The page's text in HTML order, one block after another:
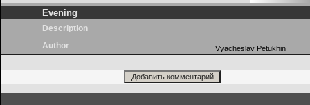
Evening
Description
Author
Vyacheslav Petukhin